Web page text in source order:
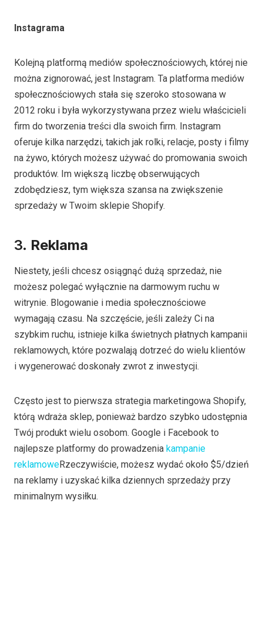
Instagrama
Kolejną platformą mediów społecznościowych, której nie
można zignorować, jest Instagram. Ta platforma mediów
społecznościowych stała się szeroko stosowana w
2012 roku i była wykorzystywana przez wielu właścicieli
firm do tworzenia treści dla swoich firm. Instagram
oferuje kilka narzędzi, takich jak rolki, relacje, posty i filmy
na żywo, których możesz używać do promowania swoich
produktów. Im większą liczbę obserwujących
zdobędziesz, tym większa szansa na zwiększenie
sprzedaży w Twoim sklepie Shopify.
3. Reklama
Niestety, jeśli chcesz osiągnąć dużą sprzedaż, nie
możesz polegać wyłącznie na darmowym ruchu w
witrynie. Blogowanie i media społecznościowe
wymagają czasu. Na szczęście, jeśli zależy Ci na
szybkim ruchu, istnieje kilka świetnych płatnych kampanii
reklamowych, które pozwalają dotrzeć do wielu klientów
i wygenerować doskonały zwrot z inwestycji.
Często jest to pierwsza strategia marketingowa Shopify,
którą wdraża sklep, ponieważ bardzo szybko udostępnia
Twój produkt wielu osobom. Google i Facebook to
najlepsze platformy do prowadzenia kampanie
reklamoweRzeczywiście, możesz wydać około $5/dzień
na reklamy i uzyskać kilka dziennych sprzedaży przy
minimalnym wysiłku.